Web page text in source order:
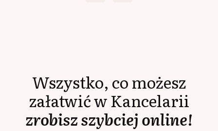
Wszystko, co możesz
załatwić w Kancelarii
zrobisz szybciej online!